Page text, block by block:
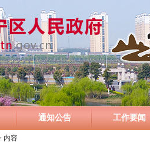
通知公告 工作要闻
内容